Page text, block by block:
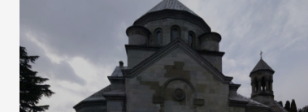
називаються «повстяками» (postaki)…” “Вино. Крим
виробляє відмінне вино і його вдосталь: воно все
легке біле і дуже […]